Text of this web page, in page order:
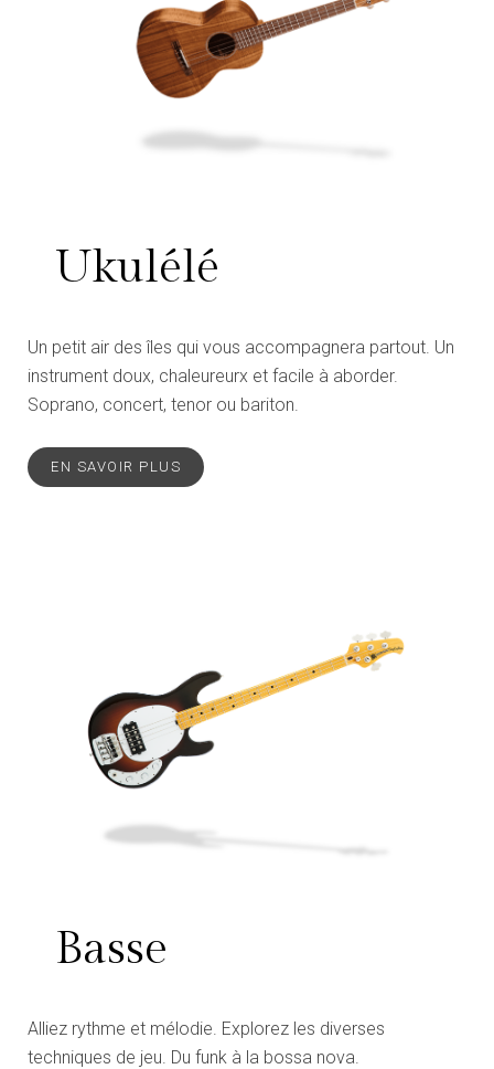
Ukulélé
Un petit air des îles qui vous accompagnera partout. Un
instrument doux, chaleureurx et facile à aborder.
Soprano, concert, tenor ou bariton.
EN SAVOIR PLUS
Basse
Alliez rythme et mélodie. Explorez les diverses
techniques de jeu. Du funk à la bossa nova.